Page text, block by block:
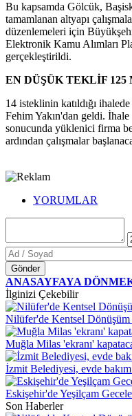
Bu kapsamda Gölcük,
tamamlanan altyapı
düzenlemeleri için
Elektronik Kamu Alımları
gerçekleştirildi.
EN DÜŞÜK TEKLİF
14 isteklinin katıldığı
Fehim Yakın'dan geldi.
sonucunda yüklenici firma
ardından çalışmalar
YORUMLAR
Gönder
ANASAYFAYA
İlginizi Çekebilir
Nilüfer'de Kentsel Dönüşüm
Muğla Milas 'ekranı'
İzmit Belediyesi, evde
Eskişehir'de Yeşilçam
Son Haberler